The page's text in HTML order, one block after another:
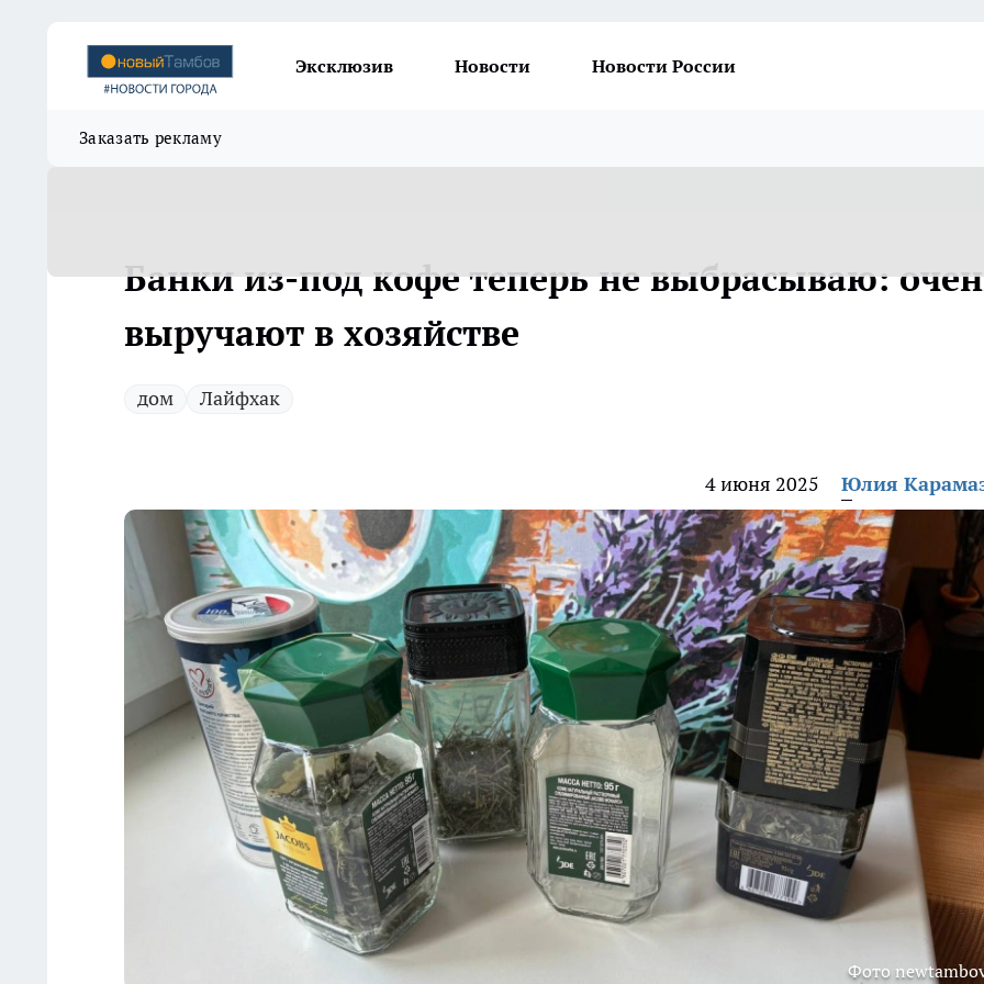
Эксклюзив Новости Новости России
Заказать рекламу
Банки из-под кофе теперь не выбрасываю:
выручают в хозяйстве
дом Лайфхак
4 июня 2025 Юлия
Фото